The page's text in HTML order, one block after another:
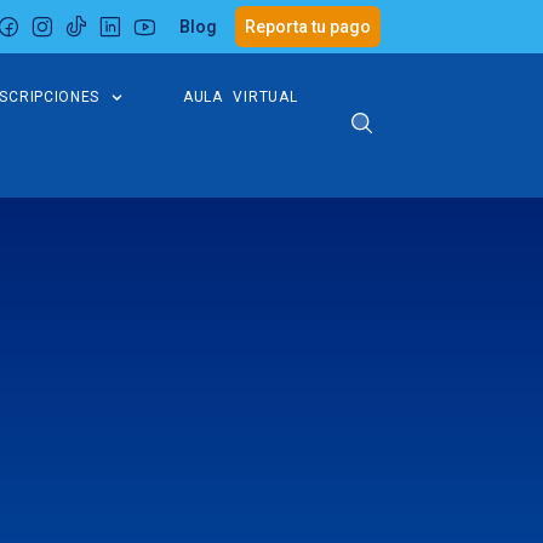
Blog Reporta tu pago
AULA VIRTUAL